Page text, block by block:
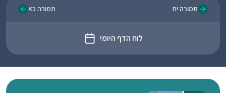
תמורה יח
לוח הדף היומי
תמורה כא